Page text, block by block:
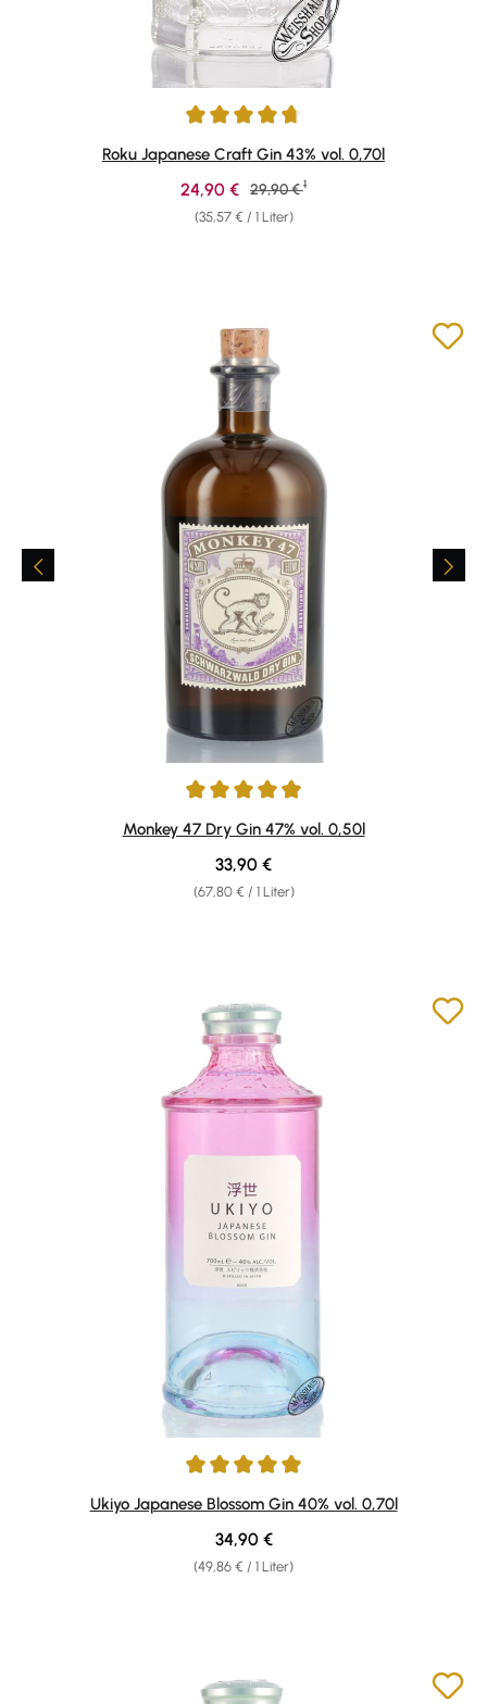
Durchschnittliche Bewertung von 4.78 von 5 Sternen
Roku Japanese Craft Gin 43% vol. 0,70l
(35,57 € / 1 Liter)
Verkaufspreis:
24,90 € Regulärer Preis:
29,90 € 1
Durchschnittliche Bewertung von 4.92 von 5 Sternen
Monkey 47 Dry Gin 47% vol. 0,50l
(67,80 € / 1 Liter)
Regulärer Preis:
33,90 €
Durchschnittliche Bewertung von 5 von 5 Sternen
Ukiyo Japanese Blossom Gin 40% vol. 0,70l
(49,86 € / 1 Liter)
Regulärer Preis:
34,90 €